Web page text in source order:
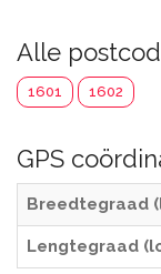
Alle
1601 1602
GPS
Breedtegraad
Lengtegraad